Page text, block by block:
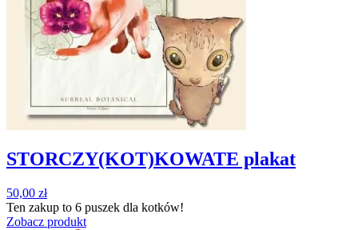
STORCZY(KOT)KOWATE plakat
50,00 zł
Ten zakup to 6 puszek dla kotków!
Zobacz produkt